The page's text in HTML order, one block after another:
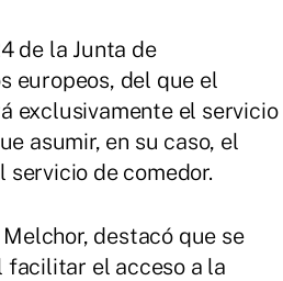
de la Junta de
europeos, del que el
exclusivamente el servicio
asumir, en su caso, el
de comedor.
destacó que se
facilitar el acceso a la